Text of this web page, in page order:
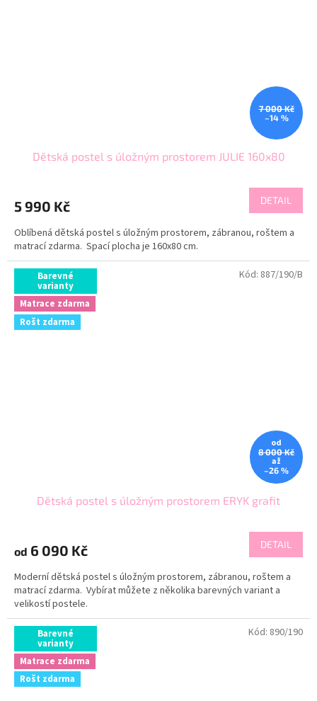
7 000 Kč
–14 %
Dětská postel s úložným prostorem JULIE 160x80
5 990 Kč DETAIL
Oblíbená dětská postel s úložným prostorem, zábranou, roštem a
matrací zdarma. Spací plocha je 160x80 cm.
Barevné
varianty
Matrace zdarma
Rošt zdarma
od
8 000 Kč
až
–26 %
Dětská postel s úložným prostorem ERYK grafit
od 6 090 Kč DETAIL
Moderní dětská postel s úložným prostorem, zábranou, roštem a
matrací zdarma. Vybírat můžete z několika barevných variant a
velikostí postele.
Kód: 887/190/B
Barevné
varianty
Matrace zdarma
Rošt zdarma
Kód: 890/190